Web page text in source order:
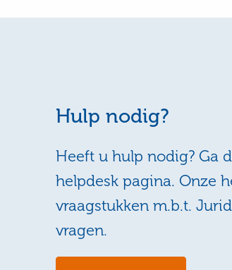
Hulp nodig?
Heeft u hulp nodig? Ga
helpdesk pagina. Onze
vraagstukken m.b.t.
vragen.